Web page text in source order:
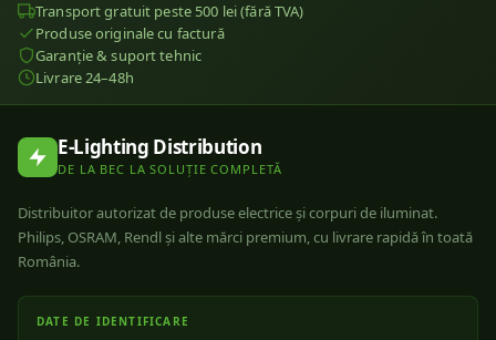
Transport gratuit peste 500 lei (fără TVA)
Produse originale cu factură
Garanție & suport tehnic
Livrare 24–48h
E-Lighting Distribution
DE LA BEC LA SOLUȚIE COMPLETĂ
Distribuitor autorizat de produse electrice și corpuri de iluminat.
Philips, OSRAM, Rendl și alte mărci premium, cu livrare rapidă în toată
România.
DATE DE IDENTIFICARE